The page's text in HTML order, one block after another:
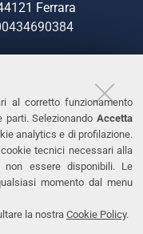
al corretto funzionamento
Selezionando Accetta
analytics e di profilazione.
tecnici necessari alla
non essere disponibili. Le
momento dal menu
la nostra Cookie Policy.
Ferrara